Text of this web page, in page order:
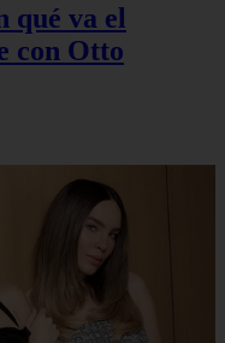
qué va el
con Otto